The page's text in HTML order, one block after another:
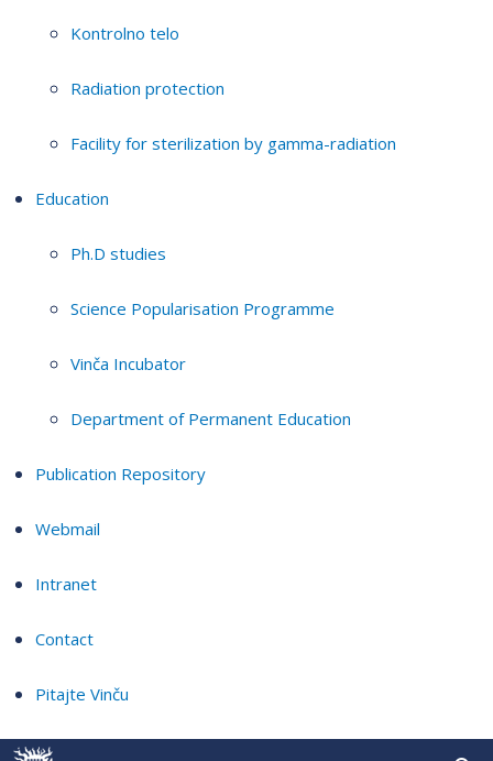
Kontrolno telo
Radiation protection
Facility for sterilization by gamma-radiation
Education
Ph.D studies
Science Popularisation Programme
Vinča Incubator
Department of Permanent Education
Publication Repository
Webmail
Intranet
Contact
Pitajte Vinču